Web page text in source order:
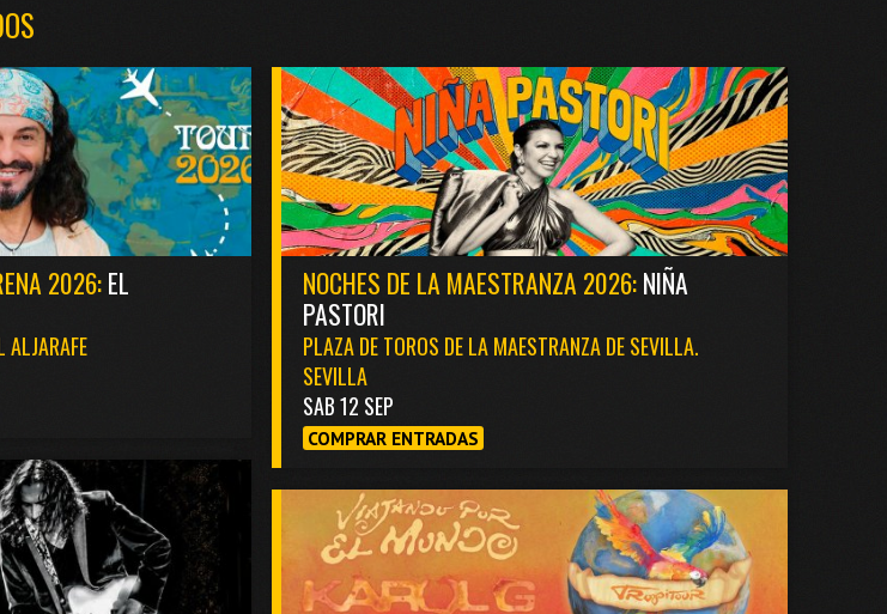
2026:EL
ALJARAFE
NOCHES DE LA MAESTRANZA 2026:NIÑA
PASTORI
PLAZA DE TOROS DE LA MAESTRANZA DE SEVILLA.
SEVILLA
SAB 12 SEP
COMPRAR ENTRADAS